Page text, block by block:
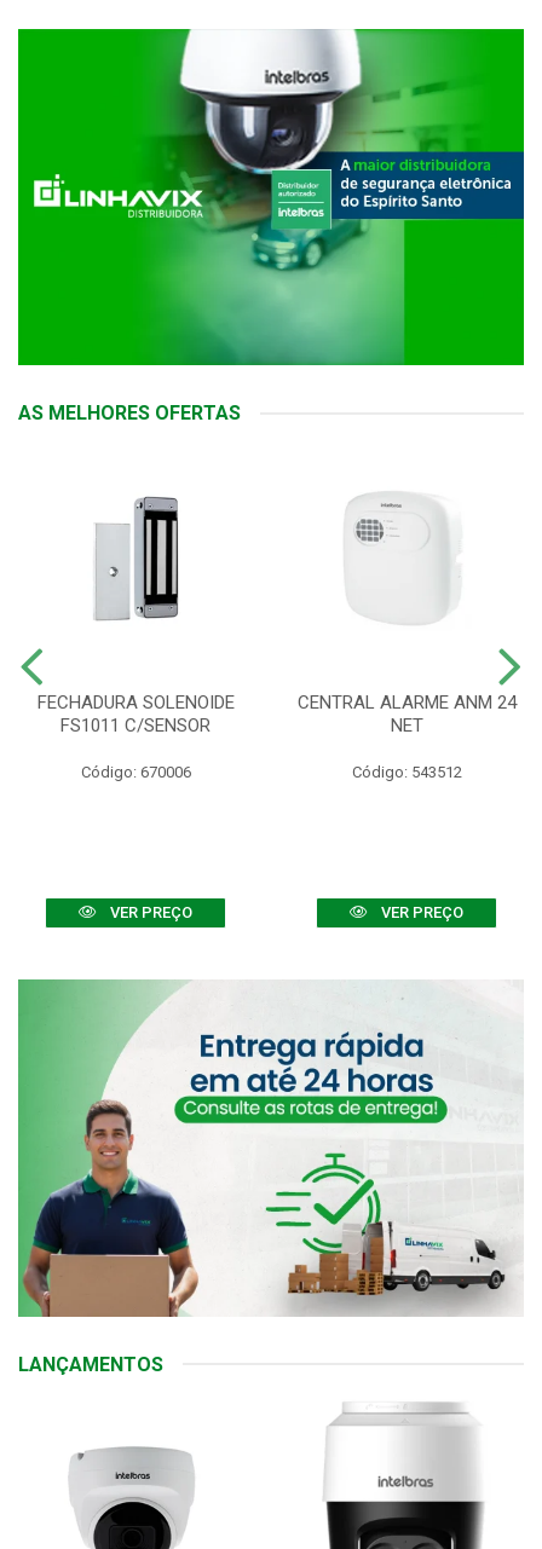
AS MELHORES OFERTAS
FECHADURA SOLENOIDE
FS1011 C/SENSOR
Código: 670006
VER PREÇO
CENTRAL ALARME ANM 24
NET
Código: 543512
VER PREÇO
LANÇAMENTOS